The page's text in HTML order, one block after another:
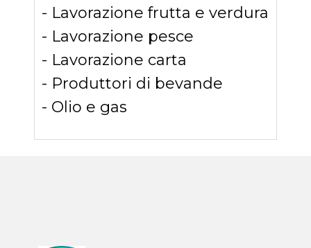
- Lavorazione frutta e verdura
- Lavorazione pesce
- Lavorazione carta
- Produttori di bevande
- Olio e gas